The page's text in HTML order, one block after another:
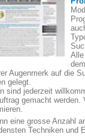
Augenmerk auf die
gelegt.
sind jederzeit
gemacht
eine grosse Anzahl
Techniken und